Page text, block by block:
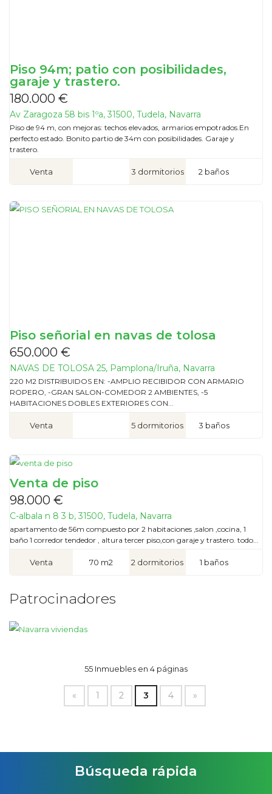
Piso 94m; patio con posibilidades,
garaje y trastero.
180.000 €
Av Zaragoza 58 bis 1ºa, 31500, Tudela, Navarra
Piso de 94 m, con mejoras: techos elevados, armarios empotrados.En
perfecto estado. Bonito partio de 34m con posibilidades. Garaje y
trastero.
Venta 3 dormitorios 2 baños
Piso señorial en navas de tolosa
650.000 €
NAVAS DE TOLOSA 25, Pamplona/Iruña, Navarra
220 M2 DISTRIBUIDOS EN: -AMPLIO RECIBIDOR CON ARMARIO
ROPERO, -GRAN SALON-COMEDOR 2 AMBIENTES, -5
HABITACIONES DOBLES EXTERIORES CON...
Venta 5 dormitorios 3 baños
Venta de piso
98.000 €
C-albala n 8 3 b, 31500, Tudela, Navarra
apartamento de 56m compuesto por 2 habitaciones ,salon ,cocina, 1
baño 1 corredor tendedor , altura tercer piso,con garaje y trastero. todo...
Venta 70 m2 2 dormitorios 1 baños
Patrocinadores
55 Inmuebles en 4 páginas
« 1 2 3 4 »
Búsqueda rápida